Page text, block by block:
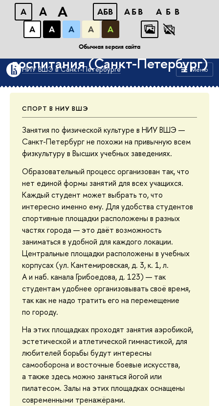
A A A АБB АБB
АБB
А
А А А А
Обычная версия сайта
Меню
НИУ ВШЭ в Санкт-Петербурге
Кафедра физического
воспитания (Санкт-Петербург)
СПОРТ В НИУ ВШЭ
Занятия по физической культуре в НИУ ВШЭ —
Санкт-Петербург не похожи на привычную всем
физкультуру в Высших учебных заведениях.
Образовательный процесс организован так, что
нет единой формы занятий для всех учащихся.
Каждый студент может выбрать то, что
интересно именно ему. Для удобства студентов
спортивные площадки расположены в разных
частях города — это даёт возможность
заниматься в удобной для каждого локации.
Центральные площадки расположены в учебных
корпусах (ул. Кантемировская, д. 3, к. 1, л.
А и наб. канала Грибоедова, д. 123) — так
студентам удобнее организовывать своё время,
так как не надо тратить его на перемещение
по городу.
На этих площадках проходят занятия аэробикой,
эстетической и атлетической гимнастикой, для
любителей борьбы будут интересны
самооборона и восточные боевые искусства,
а также здесь можно заняться йогой или
пилатесом. Залы на этих площадках оснащены
современными тренажёрами.